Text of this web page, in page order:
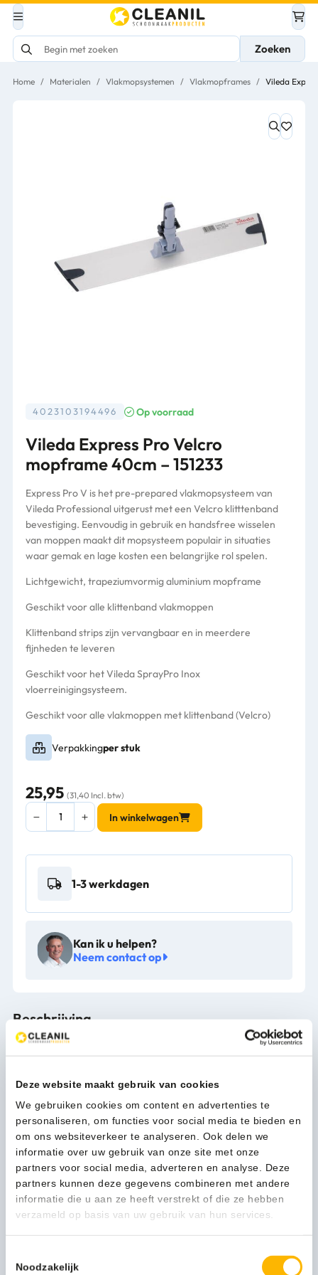
Deze website maakt gebruik van cookies
We gebruiken cookies om content en advertenties te
personaliseren, om functies voor social media te bieden en
om ons websiteverkeer te analyseren. Ook delen we
informatie over uw gebruik van onze site met onze
partners voor social media, adverteren en analyse. Deze
partners kunnen deze gegevens combineren met andere
informatie die u aan ze heeft verstrekt of die ze hebben
verzameld op basis van uw gebruik van hun services.
Noodzakelijk
Zoeken
Home / Materialen / Vlakmopsystemen / Vlakmopframes / Vileda
4023103194496 Op voorraad
Vileda Express Pro Velcro
mopframe 40cm – 151233
Express Pro V is het pre-prepared vlakmopsysteem van
Vileda Professional uitgerust met een Velcro klitttenband
bevestiging. Eenvoudig in gebruik en handsfree wisselen
van moppen maakt dit mopsysteem populair in situaties
waar gemak en lage kosten een belangrijke rol spelen.
Lichtgewicht, trapeziumvormig aluminium mopframe
Geschikt voor alle klittenband vlakmoppen
Klittenband strips zijn vervangbaar en in meerdere
fijnheden te leveren
Geschikt voor het Vileda SprayPro Inox
vloerreinigingsysteem.
Geschikt voor alle vlakmoppen met klittenband (Velcro)
Verpakkingper stuk
25,95 (31,40 Incl. btw)
Vileda
Express
Velcro
40cm
aantal
In winkelwagen
1-3 werkdagen
Kan ik u helpen?
Neem contact op
Beschrijving
combinatie met het revolutionaire UltraSpeed Pro
perssysteem gebruikt kan worden.
Het frame wordt gebruikt voor het ergonomisch
uitspoelen, uitwringen en vervangen van de mop zonder de
vuile mop aan te raken.
Het inteligente design met dun profiel is lichtgewicht en
heeft een hoge bereikbaarheid onder meubels, achter
radiatoren, in de hoeken.
Het extra grote voetpedaal is eenvoudig te bedienen, ook
met veiligheidsschoenen.
Ergonomisch en lichtgewicht brake-frame 40cm
US Pro hendelpers